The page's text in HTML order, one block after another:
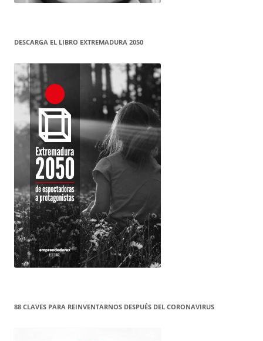
DESCARGA EL LIBRO EXTREMADURA 2050
88 CLAVES PARA REINVENTARNOS DESPUÉS DEL CORONAVIRUS